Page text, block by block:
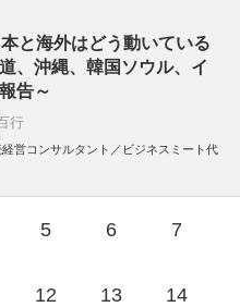
と海外はどう動いている
、沖縄、韓国ソウル、イ
告～
行
営コンサルタント／ビジネスミート代
5 6 7
12 13 14